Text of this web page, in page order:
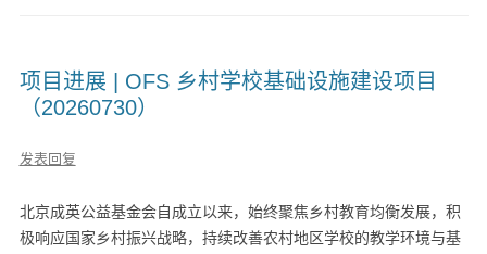
项目进展 | OFS 乡村学校基础设施建设项目
（20260730）
发表回复
北京成英公益基金会自成立以来，始终聚焦乡村教育均衡发展，积
极响应国家乡村振兴战略，持续改善农村地区学校的教学环境与基